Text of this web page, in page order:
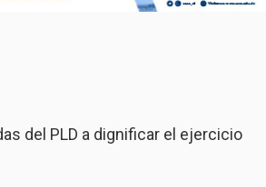
del PLD a dignificar el ejercicio